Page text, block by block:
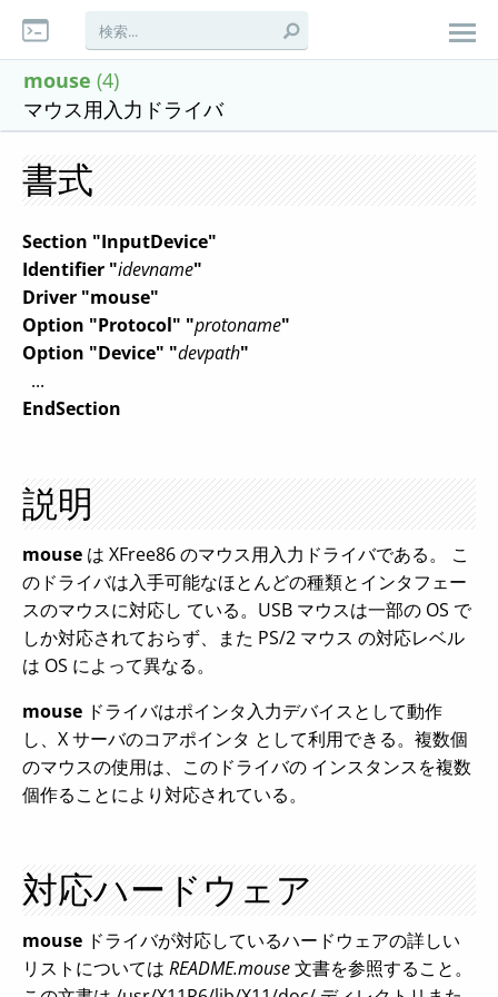
mouse (4)
マウス用入力ドライバ
書式
Section "InputDevice"
Identifier "idevname"
Driver "mouse"
Option "Protocol" "protoname"
Option "Device" "devpath"
...
EndSection
説明
mouse は XFree86 のマウス用入力ドライバである。 こ
のドライバは入手可能なほとんどの種類とインタフェー
スのマウスに対応し ている。USB マウスは一部の OS で
しか対応されておらず、また PS/2 マウス の対応レベル
は OS によって異なる。
mouse ドライバはポインタ入力デバイスとして動作
し、X サーバのコアポインタ として利用できる。複数個
のマウスの使用は、このドライバの インスタンスを複数
個作ることにより対応されている。
対応ハードウェア
mouse ドライバが対応しているハードウェアの詳しい
リストについては README.mouse文書を参照すること。